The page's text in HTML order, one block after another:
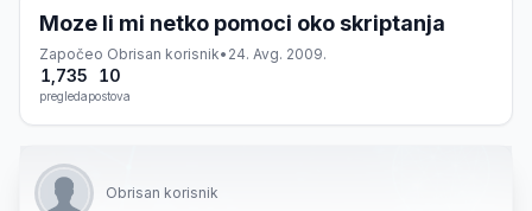
Moze li mi netko pomoci oko skriptanja
Započeo Obrisan korisnik• 24. Avg. 2009.
1,735
pregleda
10
postova
Obrisan korisnik